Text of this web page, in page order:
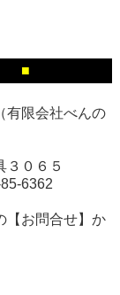
■
有限会社べんの
０６５
6362
【お問合せ】か